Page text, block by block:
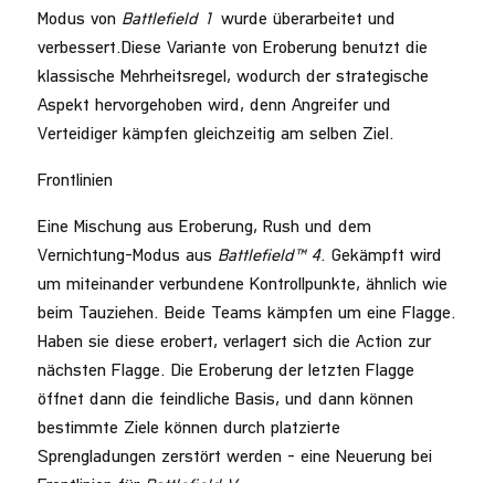
Modus von Battlefield 1 wurde überarbeitet und
verbessert.Diese Variante von Eroberung benutzt die
klassische Mehrheitsregel, wodurch der strategische
Aspekt hervorgehoben wird, denn Angreifer und
Verteidiger kämpfen gleichzeitig am selben Ziel.
Frontlinien
Eine Mischung aus Eroberung, Rush und dem
Vernichtung-Modus aus Battlefield™ 4. Gekämpft wird
um miteinander verbundene Kontrollpunkte, ähnlich wie
beim Tauziehen. Beide Teams kämpfen um eine Flagge.
Haben sie diese erobert, verlagert sich die Action zur
nächsten Flagge. Die Eroberung der letzten Flagge
öffnet dann die feindliche Basis, und dann können
bestimmte Ziele können durch platzierte
Sprengladungen zerstört werden – eine Neuerung bei